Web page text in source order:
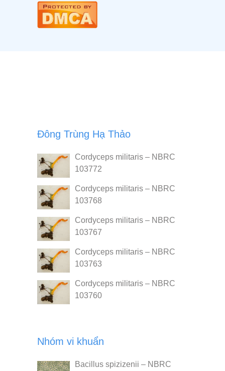
Đông Trùng Hạ Thảo
Cordyceps militaris – NBRC
103772
Cordyceps militaris – NBRC
103768
Cordyceps militaris – NBRC
103767
Cordyceps militaris – NBRC
103763
Cordyceps militaris – NBRC
103760
Nhóm vi khuẩn
Bacillus spizizenii – NBRC